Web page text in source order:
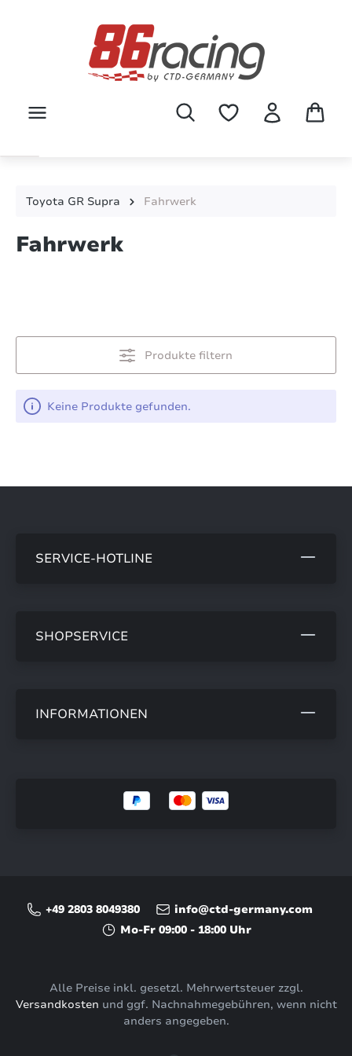
Toyota GR Supra Fahrwerk
Fahrwerk
Produkte filtern
Keine Produkte gefunden.
SERVICE-HOTLINE
SHOPSERVICE
INFORMATIONEN
+49 2803 8049380
info@ctd-germany.com
Mo-Fr 09:00 - 18:00 Uhr
Alle Preise inkl. gesetzl. Mehrwertsteuer zzgl.
Versandkosten und ggf. Nachnahmegebühren, wenn nicht
anders angegeben.